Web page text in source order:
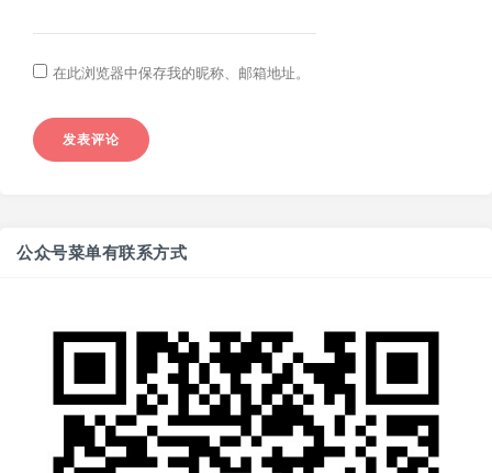
在此浏览器中保存我的昵称、邮箱地址。
公众号菜单有联系方式